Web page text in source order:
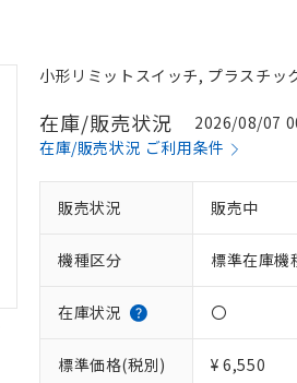
小形リミットスイッチ, プラスチ
在庫/販売状況
2026/08/07
在庫/販売状況 ご利用条件
販売状況 販売中
機種区分 標準在庫機
在庫状況 〇
標準価格(税別) ¥ 6,550